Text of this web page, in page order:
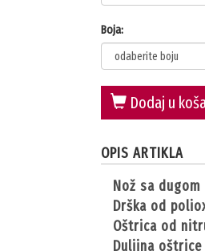
Boja:
Dodaj u
OPIS ARTIKLA
nož sa
drška od
oštrica od
duljina